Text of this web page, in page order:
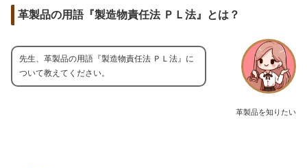
革製品の用語『製造物責任法 ＰＬ法』とは？
革製品を知りたい
先生、革製品の用語『製造物責任法 ＰＬ法』に
ついて教えてください。